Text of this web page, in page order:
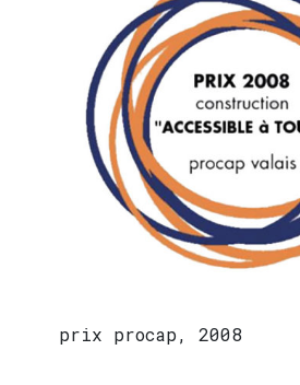
prix procap, 2008